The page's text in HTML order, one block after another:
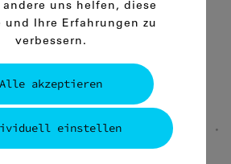
auf Anfrage!
uns helfen, diese
und Ihre Erfahrungen zu
verbessern.
Alle akzeptieren
einstellen